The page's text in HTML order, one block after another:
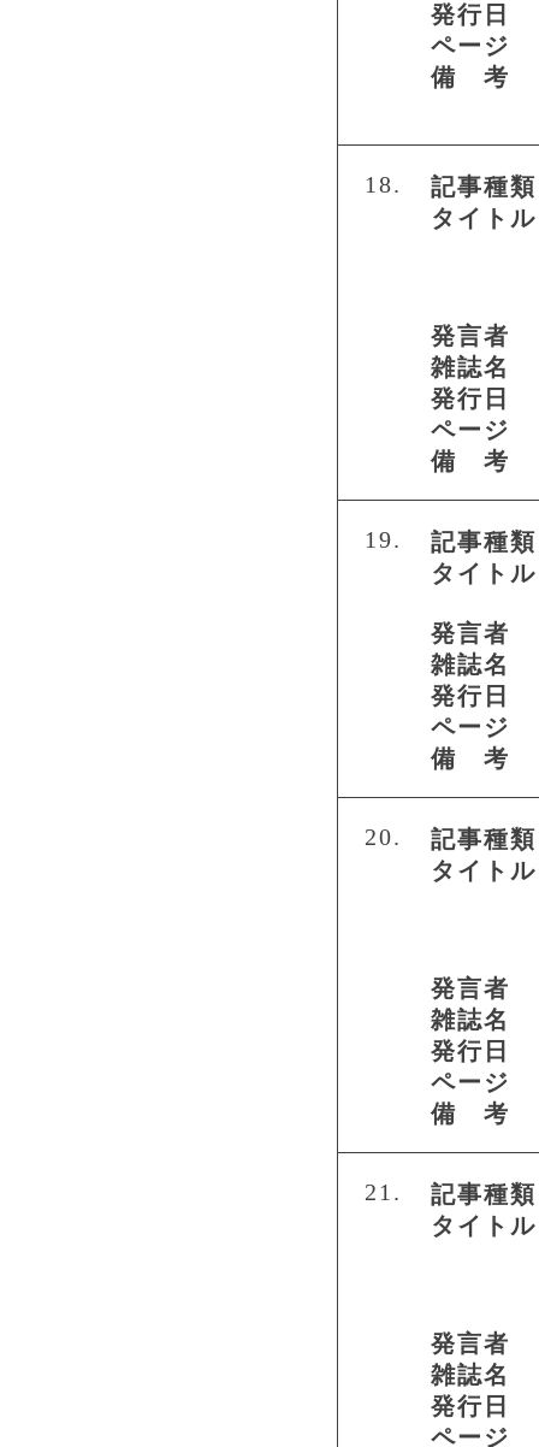
発行日
ページ
備 考
18.
記事種類
タイトル
発言者
雑誌名
発行日
ページ
備 考
19.
記事種類
タイトル
発言者
雑誌名
発行日
ページ
備 考
20.
記事種類
タイトル
発言者
雑誌名
発行日
ページ
備 考
21.
記事種類
タイトル
発言者
雑誌名
発行日
ページ